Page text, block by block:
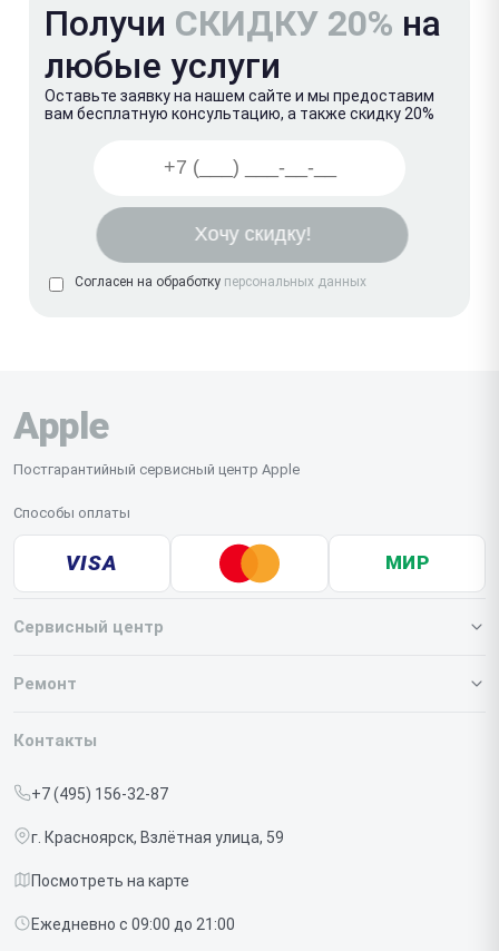
Получи СКИДКУ 20% на
любые услуги
Оставьте заявку на нашем сайте и мы предоставим
вам бесплатную консультацию, а также скидку 20%
Согласен на обработку персональных данных
Apple
Постгарантийный сервисный центр Apple
Способы оплаты
VISA МИР
Сервисный центр
О нашем сервисе
Срочный ремонт
Доставка и способы оплаты
Диагностика
Контакты
Ремонт
Iphone
Контакты
+7 (495) 156-32-87
г. Красноярск, Взлётная улица, 59
Посмотреть на карте
Ежедневно с 09:00 до 21:00